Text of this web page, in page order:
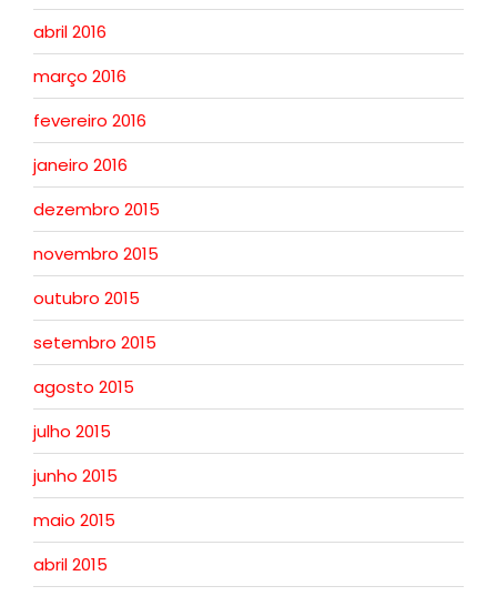
abril 2016
março 2016
fevereiro 2016
janeiro 2016
dezembro 2015
novembro 2015
outubro 2015
setembro 2015
agosto 2015
julho 2015
junho 2015
maio 2015
abril 2015